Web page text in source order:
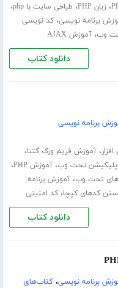
، زبان PHP ، طراحی سایت با php ،
برنامه نویسی،کد نویسی
وب،آموزش AJAX
دانلود کتاب
برنامه نویسی
،آموزش فریم ورک گتنا‎،
تحت وب،آموزش PHP ،
های تحت وب،آموزش برنامه
کدهای کپچا،کد امنیتی
دانلود کتاب
برنامه نویسی،کتاب‌های